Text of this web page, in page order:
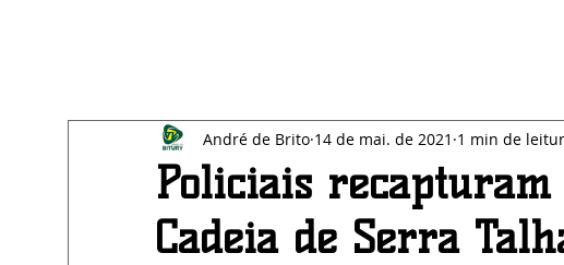
ECONOMIA AGRESTE
Policiais
Cadeia de Serra
André de Brito 14 de mai. de 2021 1 min de